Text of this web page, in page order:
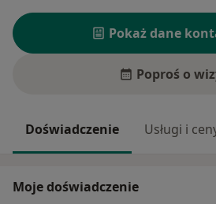
Pokaż dane
Poproś o
Doświadczenie Usługi i
Moje doświadczenie